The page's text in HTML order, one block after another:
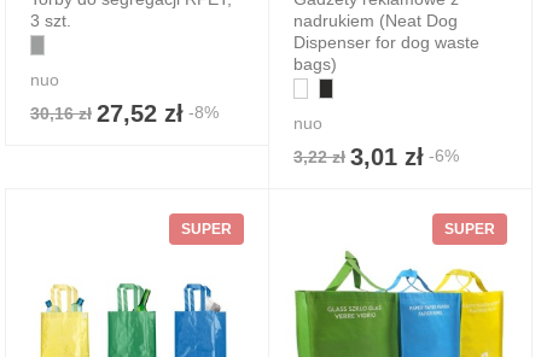
3 szt.
nuo
30,16 zł 27,52 zł -8%
nadrukiem (Neat Dog
Dispenser for dog waste
bags)
nuo
3,22 zł 3,01 zł -6%
SUPER SUPER